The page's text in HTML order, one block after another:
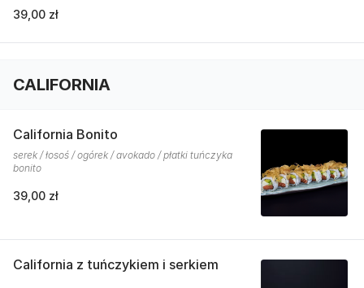
39,00 zł
CALIFORNIA
California Bonito
serek / łosoś / ogórek / avokado / płatki tuńczyka
bonito
39,00 zł
California z tuńczykiem i serkiem